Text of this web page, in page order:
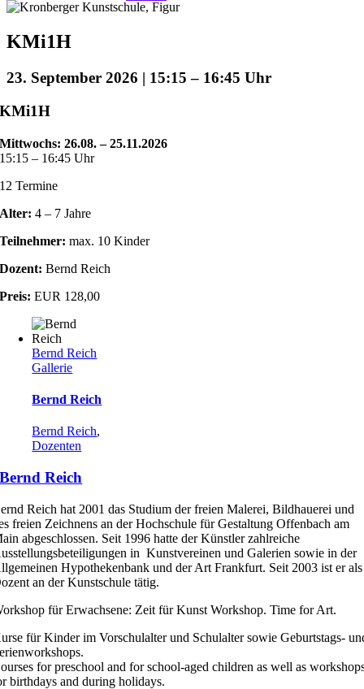
KMi1H
23. September 2026 | 15:15 – 16:45
KMi1H
Mittwochs: 26.08. – 25.11.2026
15:15 – 16:45 Uhr
12 Termine
Alter: 4 – 7 Jahre
Teilnehmer: max. 10 Kinder
Dozent: Bernd Reich
Preis: EUR 128,00
Bernd Reich
Gallerie
Bernd Reich
Bernd Reich,
Dozenten
Bernd Reich
Reich hat 2001 das Studium der freien Malerei, Bildhauerei und
freien Zeichnens an der Hochschule für Gestaltung Offenbach am
abgeschlossen. Seit 1996 hatte der Künstler zahlreiche
in Kunstvereinen und Galerien sowie in der
Hypothekenbank und der Art Frankfurt. Seit 2003 ist er als
an der Kunstschule tätig.
für Erwachsene: Zeit für Kunst Workshop. Time for Art.
für Kinder im Vorschulalter und Schulalter sowie Geburtstags-
for preschool and for school-aged children as well as
birthdays and during holidays.